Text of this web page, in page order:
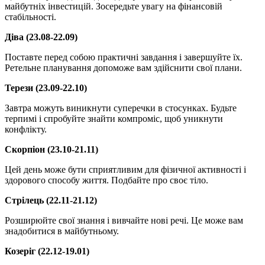
майбутніх інвестицій. Зосередьте увагу на фінансовій
стабільності.
Діва (23.08-22.09)
Поставте перед собою практичні завдання і завершуйте їх.
Ретельне планування допоможе вам здійснити свої плани.
Терези (23.09-22.10)
Завтра можуть виникнути суперечки в стосунках. Будьте
терпимі і спробуйте знайти компроміс, щоб уникнути
конфлікту.
Скорпіон (23.10-21.11)
Цей день може бути сприятливим для фізичної активності і
здорового способу життя. Подбайте про своє тіло.
Стрілець (22.11-21.12)
Розширюйте свої знання і вивчайте нові речі. Це може вам
знадобитися в майбутньому.
Козеріг (22.12-19.01)